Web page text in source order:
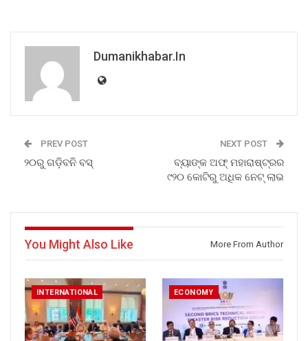
Dumanikhabar.in
PREV POST
୨୦ରୁ ଗଡ଼ିବନି ବସ୍
NEXT POST
ବ୍ୟାଙ୍କ ଅଫ୍ ମହାରାଷ୍ଟ୍ରର
୯୨୦ କୋଟିରୁ ଅଧିକ ନେଟ୍ ଲାଭ
You Might Also Like More From Author
INTERNATIONAL ECONOMY